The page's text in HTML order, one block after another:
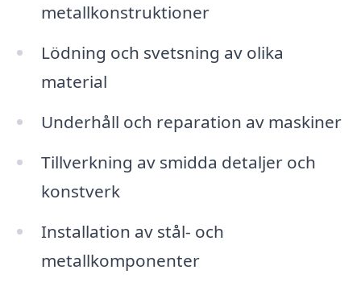
metallkonstruktioner
Lödning och svetsning av olika
material
Underhåll och reparation av maskiner
Tillverkning av smidda detaljer och
konstverk
Installation av stål- och
metallkomponenter